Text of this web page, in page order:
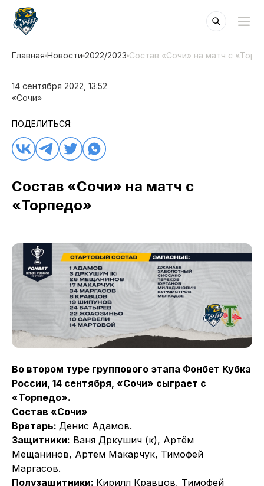
Главная Новости 2022/2023 Состав «Сочи» на матч с
14 сентября 2022, 13:52
«Сочи»
ПОДЕЛИТЬСЯ:
Состав «Сочи» на матч с
«Торпедо»
Во втором туре группового этапа Фонбет Кубка
России, 14 сентября, «Сочи» сыграет с
«Торпедо».
Состав «Сочи»
Вратарь: Денис Адамов.
Защитники: Ваня Дркушич (к), Артём
Мещанинов, Артём Макарчук, Тимофей
Маргасов.
Полузащитники: Кирилл Кравцов, Тимофей